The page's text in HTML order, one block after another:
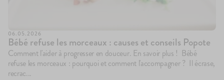
06.05.2026
Bébé refuse les morceaux : causes et conseils Popote
Comment l'aider à progresser en douceur. En savoir plus ! Bébé
refuse les morceaux : pourquoi et comment l'accompagner ? Il écrase,
recrac...